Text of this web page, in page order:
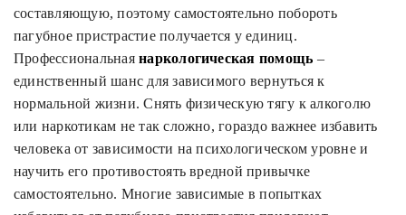
составляющую, поэтому самостоятельно побороть
пагубное пристрастие получается у единиц.
Профессиональнаянаркологическая помощь –
единственный шанс для зависимого вернуться к
нормальной жизни. Снять физическую тягу к алкоголю
или наркотикам не так сложно, гораздо важнее избавить
человека от зависимости на психологическом уровне и
научить его противостоять вредной привычке
самостоятельно. Многие зависимые в попытках